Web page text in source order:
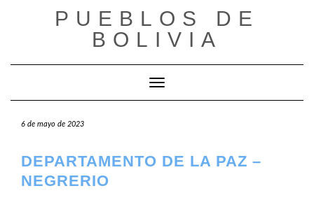
PUEBLOS DE
BOLIVIA
Cambiar modo de navegación
6 de mayo de 2023
DEPARTAMENTO DE LA PAZ –
NEGRERIO